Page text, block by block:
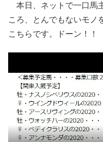
本日、ネットで一口馬
ころ、とんでもないモノ
こちらです。ドーン！！